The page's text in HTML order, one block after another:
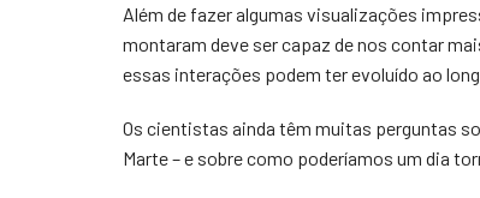
Além de fazer algumas visualizações
montaram deve ser capaz de nos contar
essas interações podem ter evoluído ao
Os cientistas ainda têm muitas perguntas
Marte – e sobre como poderíamos um dia